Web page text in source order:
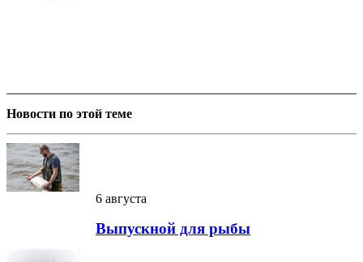
Новости по этой теме
6 августа
Выпускной для рыбы